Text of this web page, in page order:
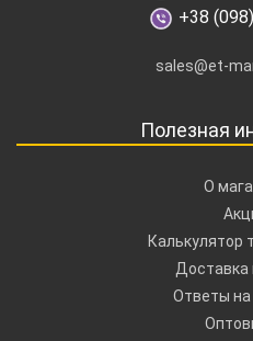
+38
sales@et-
Полезная
О
Калькулятор
Доставка
Ответы